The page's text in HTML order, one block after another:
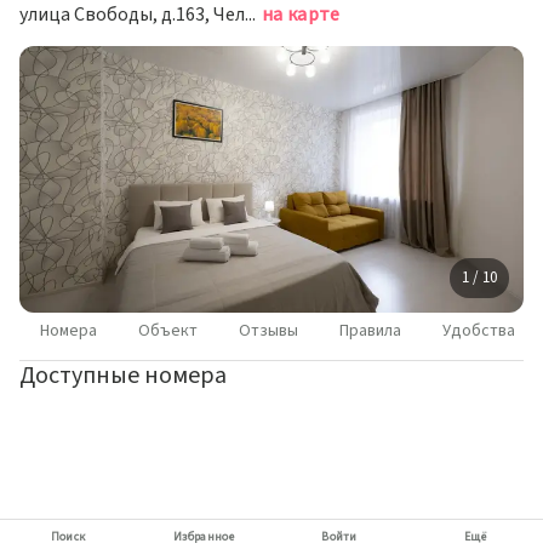
улица Свободы, д.163, Челябинск на карте
1 / 10
Номера Объект Отзывы Правила Удобства
Доступные номера
Поиск Избранное Войти Ещё